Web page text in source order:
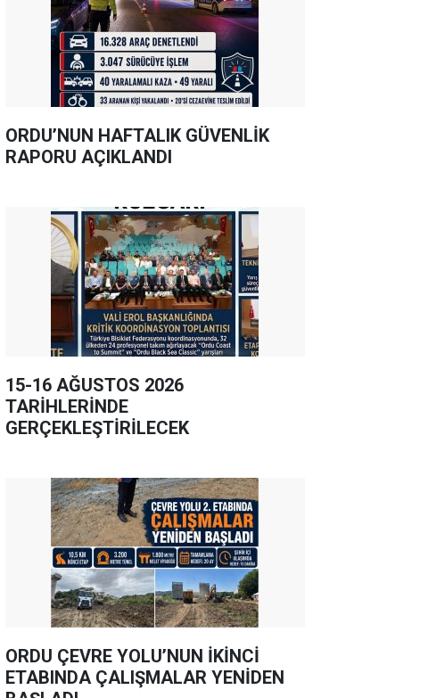
ORDU’NUN HAFTALIK GÜVENLİK
RAPORU AÇIKLANDI
15-16 AĞUSTOS 2026
TARİHLERİNDE
GERÇEKLEŞTİRİLECEK
ORDU ÇEVRE YOLU’NUN İKİNCİ
ETABINDA ÇALIŞMALAR YENİDEN